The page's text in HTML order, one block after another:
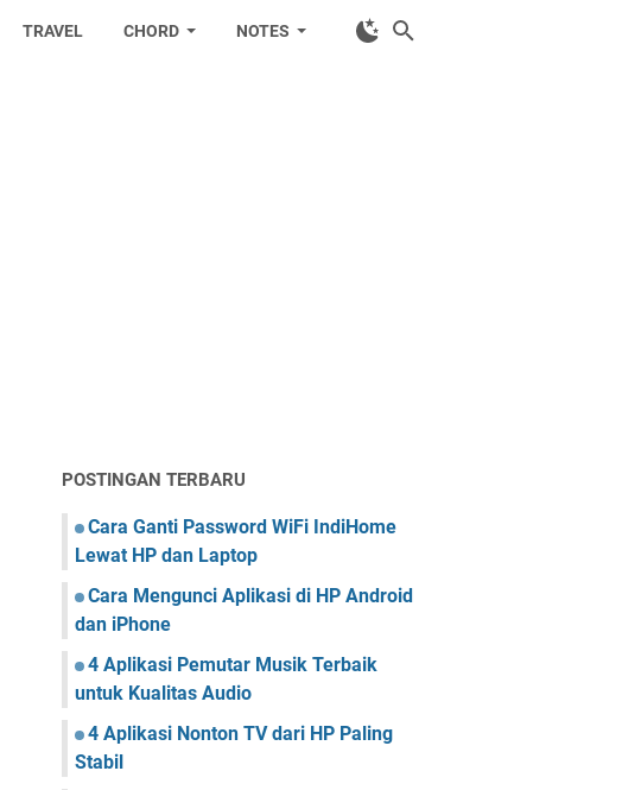
TRAVEL CHORD NOTES
POSTINGAN TERBARU
Cara Ganti Password WiFi IndiHome
Lewat HP dan Laptop
Cara Mengunci Aplikasi di HP Android
dan iPhone
4 Aplikasi Pemutar Musik Terbaik
untuk Kualitas Audio
4 Aplikasi Nonton TV dari HP Paling
Stabil